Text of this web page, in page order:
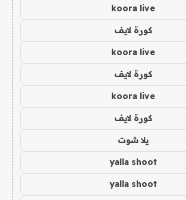
koora live
كورة لايف
koora live
كورة لايف
koora live
كورة لايف
يلا شوت
yalla shoot
yalla shoot